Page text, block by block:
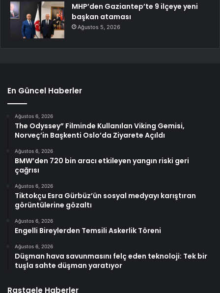
MHP’den Gaziantep’te 9 ilçeye yeni
başkan ataması
Ağustos 5, 2026
En Güncel Haberler
Ağustos 6, 2026
The Odyssey” Filminde Kullanılan Viking Gemisi,
Norveç’in Başkenti Oslo’da Ziyarete Açıldı
Ağustos 6, 2026
BMW’den 720 bin aracı etkileyen yangın riski geri
çağrısı
Ağustos 6, 2026
Tiktokçu Esra Gürbüz’ün sosyal medyayı karıştıran
görüntülerine gözaltı
Ağustos 6, 2026
Engelli Bireylerden Temsili Askerlik Töreni
Ağustos 6, 2026
Düşman hava savunmasını felç eden teknoloji: Tek bir
tuşla sahte düşman yaratıyor
Rastgele Haberler